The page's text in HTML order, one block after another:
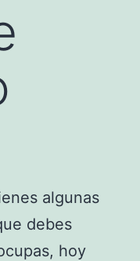
algunas
debes
hoy